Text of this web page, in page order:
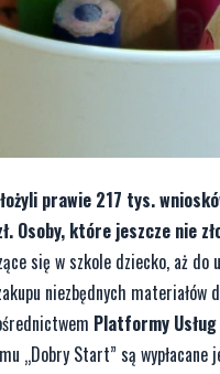
prawie 217 tys.
Osoby, które jeszcze nie
się w szkole dziecko, aż
niezbędnych
Platformy
„Dobry Start” są wypłacane